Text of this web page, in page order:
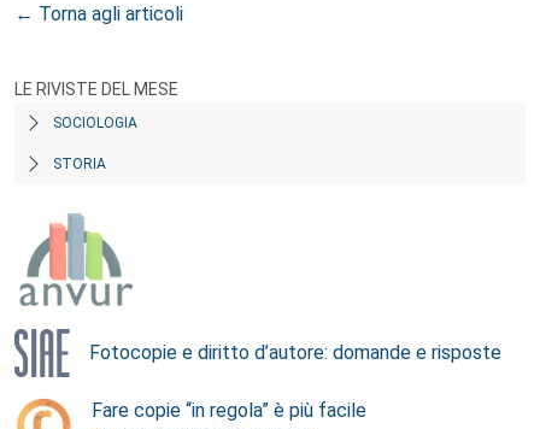
← Torna agli articoli
LE RIVISTE DEL MESE
SOCIOLOGIA
STORIA
Fotocopie e diritto d’autore: domande e risposte
Fare copie “in regola” è più facile